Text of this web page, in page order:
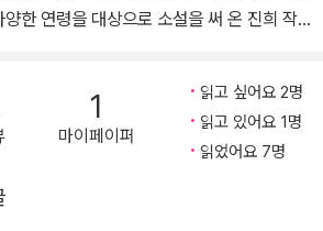
한 연령을 대상으로 소설을 써 온 진희 작
. '나'는 좁은 엘리베이터 안을 불안하게 맴돌
기 층으로 향하는 엘리베이터 안의 소녀에
시선에서 번갈아 전개되면서 차근차근 현재
1
마이페이퍼
읽고 싶어요 2명
읽고 있어요 1명
읽었어요 7명